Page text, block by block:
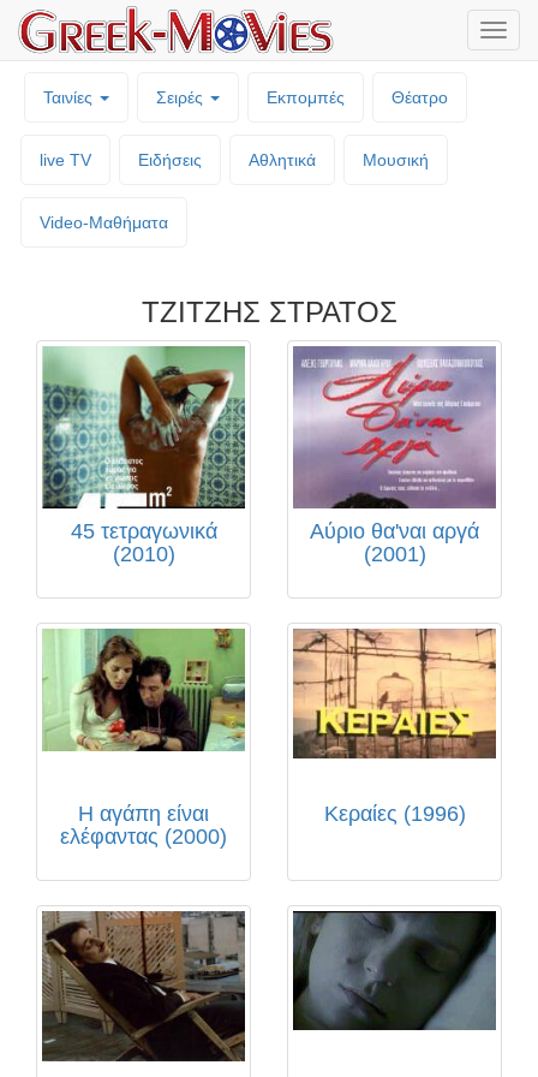
Ταινίες Σειρές Εκπομπές Θέατρο
live TV Ειδήσεις Αθλητικά Μουσική
Video-Mαθήματα
ΤΖΙΤΖΗΣ ΣΤΡΑΤΟΣ
45 τετραγωνικά
(2010)
Αύριο θα'ναι αργά
(2001)
Η αγάπη είναι
ελέφαντας (2000)
Κεραίες (1996)